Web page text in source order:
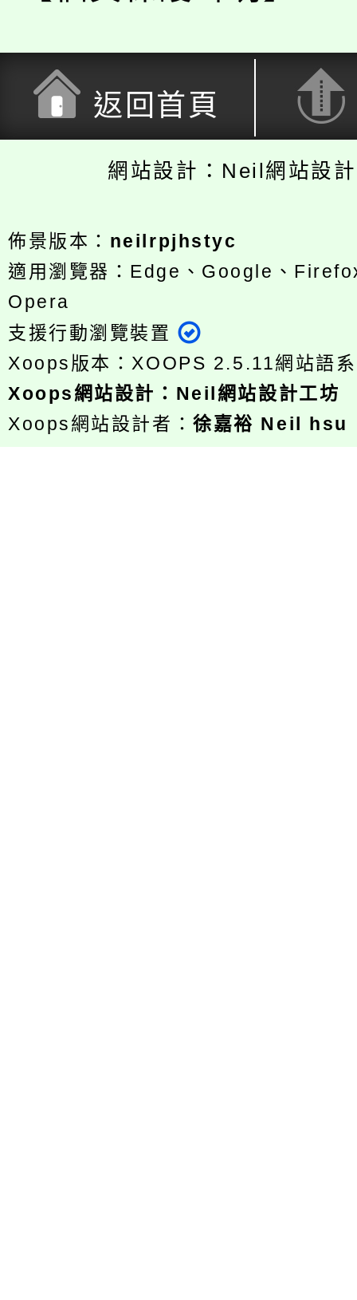
返回首頁
網站設計：Neil網站設
佈景版本： neilrpjhstyc
適用瀏覽器：Edge、Google、
Opera
支援行動瀏覽裝置
Xoops版本：XOOPS 2.5.11網站語
Xoops網站設計 ： Neil網站設計工坊
Xoops網站設計者：徐嘉裕 Neil hsu